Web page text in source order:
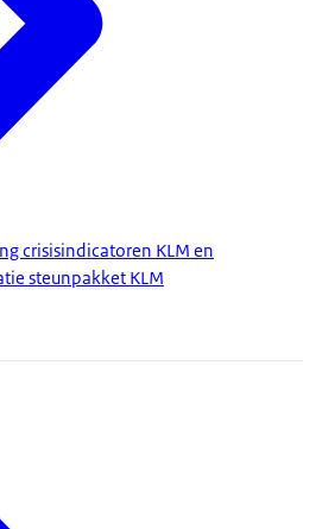
crisisindicatoren KLM en
steunpakket KLM